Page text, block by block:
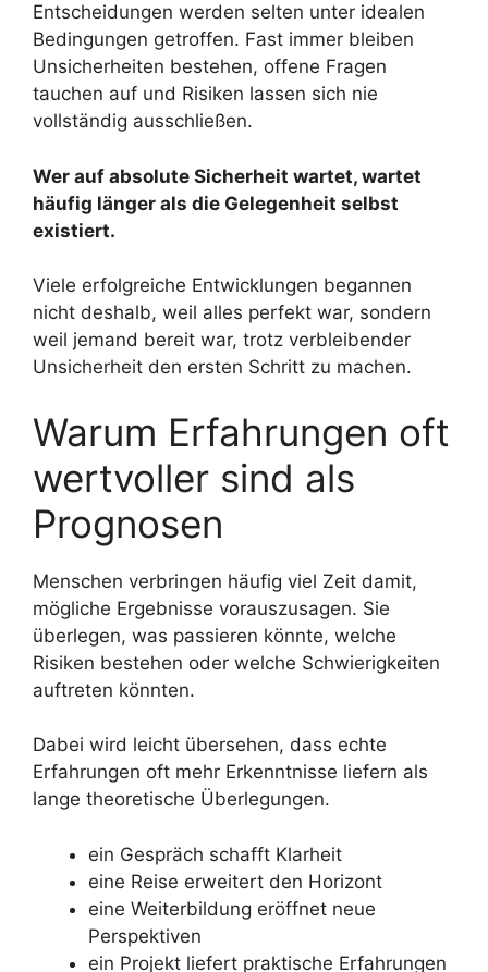
Entscheidungen werden selten unter idealen
Bedingungen getroffen. Fast immer bleiben
Unsicherheiten bestehen, offene Fragen
tauchen auf und Risiken lassen sich nie
vollständig ausschließen.
Wer auf absolute Sicherheit wartet, wartet
häufig länger als die Gelegenheit selbst
existiert.
Viele erfolgreiche Entwicklungen begannen
nicht deshalb, weil alles perfekt war, sondern
weil jemand bereit war, trotz verbleibender
Unsicherheit den ersten Schritt zu machen.
Warum Erfahrungen oft
wertvoller sind als
Prognosen
Menschen verbringen häufig viel Zeit damit,
mögliche Ergebnisse vorauszusagen. Sie
überlegen, was passieren könnte, welche
Risiken bestehen oder welche Schwierigkeiten
auftreten könnten.
Dabei wird leicht übersehen, dass echte
Erfahrungen oft mehr Erkenntnisse liefern als
lange theoretische Überlegungen.
ein Gespräch schafft Klarheit
eine Reise erweitert den Horizont
eine Weiterbildung eröffnet neue
Perspektiven
ein Projekt liefert praktische Erfahrungen